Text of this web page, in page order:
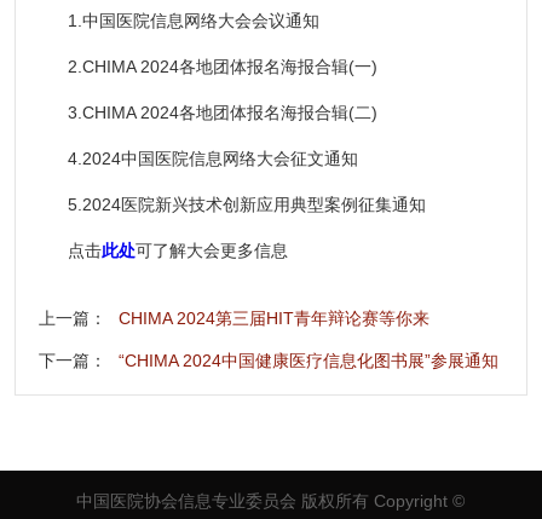
1. 中国医院信息网络大会会议通知
2. CHIMA 2024各地团体报名海报合辑(一)
3. CHIMA 2024各地团体报名海报合辑(二)
4. 2024中国医院信息网络大会征文通知
5. 2024医院新兴技术创新应用典型案例征集通知
点击此处可了解大会更多信息
上一篇： CHIMA 2024第三届HIT青年辩论赛等你来
下一篇： “CHIMA 2024中国健康医疗信息化图书展”参展通知
中国医院协会信息专业委员会 版权所有 Copyright ©